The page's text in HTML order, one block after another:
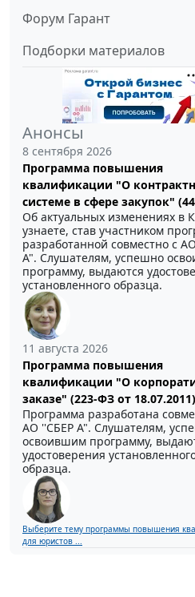
Форум Гарант
Подборки материалов
Анонсы
8 сентября 2026
Программа повышения
квалификации "О
системе в сфере закупок"
Об актуальных изменениях в
узнаете, став участником
разработанной совместно с
А". Слушателям, успешно
программу, выдаются
установленного образца.
11 августа 2026
Программа повышения
квалификации "О
заказе" (223-ФЗ от 18.07.2011)
Программа разработана
АО ''СБЕР А". Слушателям,
освоившим программу,
удостоверения
образца.
Выберите тему программы повышения
для юристов ...